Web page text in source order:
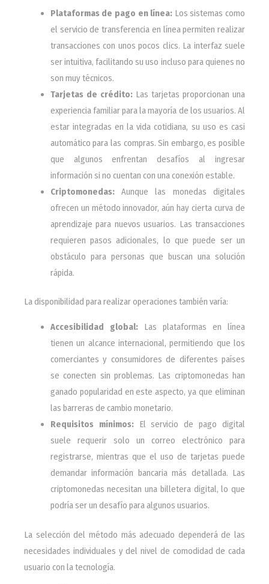
Plataformas de pago en línea: Los sistemas como
el servicio de transferencia en línea permiten realizar
transacciones con unos pocos clics. La interfaz suele
ser intuitiva, facilitando su uso incluso para quienes no
son muy técnicos.
Tarjetas de crédito:Las tarjetas proporcionan una
experiencia familiar para la mayoría de los usuarios. Al
estar integradas en la vida cotidiana, su uso es casi
automático para las compras. Sin embargo, es posible
que algunos enfrentan desafíos al ingresar
información si no cuentan con una conexión estable.
Criptomonedas:Aunque las monedas digitales
ofrecen un método innovador, aún hay cierta curva de
aprendizaje para nuevos usuarios. Las transacciones
requieren pasos adicionales, lo que puede ser un
obstáculo para personas que buscan una solución
rápida.
La disponibilidad para realizar operaciones también varía:
Accesibilidad global:Las plataformas en línea
tienen un alcance internacional, permitiendo que los
comerciantes y consumidores de diferentes países
se conecten sin problemas. Las criptomonedas han
ganado popularidad en este aspecto, ya que eliminan
las barreras de cambio monetario.
Requisitos mínimos:El servicio de pago digital
suele requerir solo un correo electrónico para
registrarse, mientras que el uso de tarjetas puede
demandar información bancaria más detallada. Las
criptomonedas necesitan una billetera digital, lo que
podría ser un desafío para algunos usuarios.
La selección del método más adecuado dependerá de las
necesidades individuales y del nivel de comodidad de cada
usuario con la tecnología.